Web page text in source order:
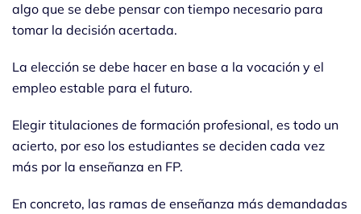
algo que se debe pensar con tiempo necesario para
tomar la decisión acertada.
La elección se debe hacer en base a la vocación y el
empleo estable para el futuro.
Elegir titulaciones de formación profesional, es todo un
acierto, por eso los estudiantes se deciden cada vez
más por la enseñanza en FP.
En concreto, las ramas de enseñanza más demandadas